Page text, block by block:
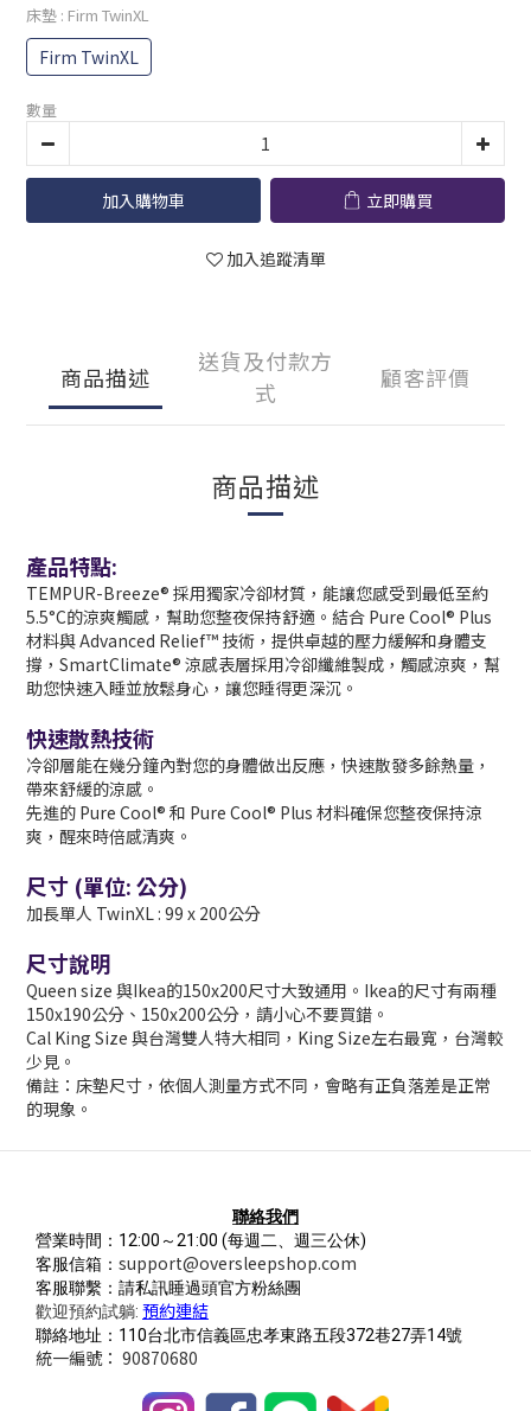
床墊 : Firm TwinXL
Firm TwinXL
數量
加入購物車 立即購買
加入追蹤清單
商品描述
送貨及付款方
式
顧客評價
商品描述
產品特點:
TEMPUR-Breeze® 採用獨家冷卻材質，能讓您感受到最低至約
5.5°C的涼爽觸感，幫助您整夜保持舒適。 結合 Pure Cool® Plus
材料與 Advanced Relief™ 技術，提供卓越的壓力緩解和身體支
撐，SmartClimate® 涼感表層採用冷卻纖維製成，觸感涼爽，幫
助您快速入睡並放鬆身心，讓您睡得更深沉。
快速散熱技術
冷卻層能在幾分鐘內對您的身體做出反應，快速散發多餘熱量，
帶來舒緩的涼感。
先進的 Pure Cool® 和 Pure Cool® Plus 材料確保您整夜保持涼
爽，醒來時倍感清爽。
尺寸 (單位: 公分)
加長單人 TwinXL : 99 x 200公分
尺寸說明
Queen size 與Ikea的150x200尺寸大致通用。Ikea的尺寸有兩種
150x190公分、150x200公分，請小心不要買錯。
Cal King Size 與台灣雙人特大相同，King Size左右最寬，台灣較
少見。
備註：床墊尺寸，依個人測量方式不同，會略有正負落差是正常
的現象。
聯絡我們
營業時間：12:00～21:00 (每週二、週三公休)
客服信箱： support@oversleepshop.com
客服聯繫：請私訊睡過頭官方粉絲團
歡迎預約試躺: 預約連結
聯絡地址：110台北市信義區忠孝東路五段372巷27弄14號
統一編號： 90870680